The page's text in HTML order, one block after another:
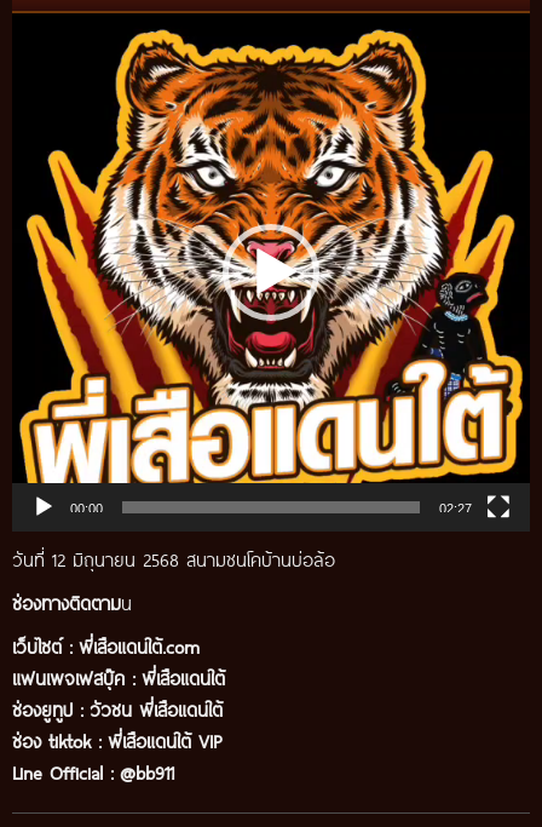
00:00 02:27
วันที่ 12 มิถุนายน 2568 สนามชนโคบ้านบ่อล้อ
ช่องทางติดตามน
เว็บไซต์ : พี่เสือแดนใต้.com
แฟนเพจเฟสบุ๊ค : พี่เสือแดนใต้
ช่องยูทูป : วัวชน พี่เสือแดนใต้
ช่อง tiktok : พี่เสือแดนใต้ VIP
Line Official : @bb911